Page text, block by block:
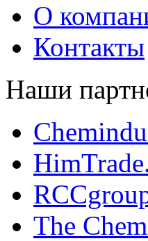
О
Контакты
Наши
The